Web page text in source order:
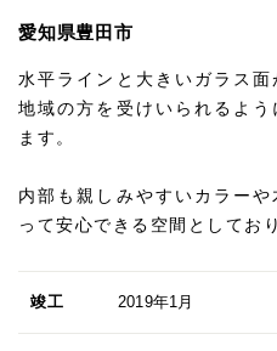
愛知県豊田市
水平ラインと大きいガラス
地域の方を受けいられるよ
ます。
内部も親しみやすいカラー
って安心できる空間としてお
竣工 2019年1月